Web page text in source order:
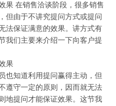
果 在销售洽谈阶段，很多销售
但由于不讲究提问方式或提问
法保证满意的效果。讲方式有
我们主要来介绍一下向客户提
果
也知道利用提问赢得主动，但
遵守一定的原则，因而就无法
地提问才能保证效果。这节我